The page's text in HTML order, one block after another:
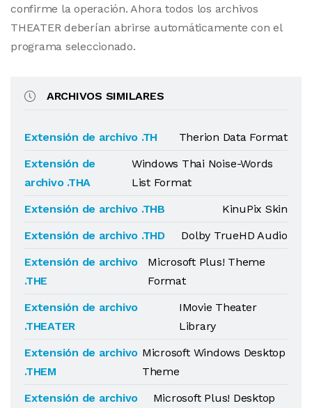
confirme la operación. Ahora todos los archivos
THEATER deberían abrirse automáticamente con el
programa seleccionado.
ARCHIVOS SIMILARES
Extensión de archivo .TH
Therion Data Format
Extensión de
archivo .THA
Windows Thai Noise-Words
List Format
Extensión de archivo .THB
KinuPix Skin
Extensión de archivo .THD
Dolby TrueHD Audio
Extensión de archivo
.THE
Microsoft Plus! Theme
Format
Extensión de archivo
.THEATER
IMovie Theater
Library
Extensión de archivo
.THEM
Microsoft Windows Desktop
Theme
Extensión de archivo
Microsoft Plus! Desktop